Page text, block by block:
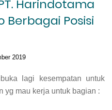
Harindotama
Berbagai Posisi
2019
lagi kesempatan untuk
yg mau kerja untuk bagian :